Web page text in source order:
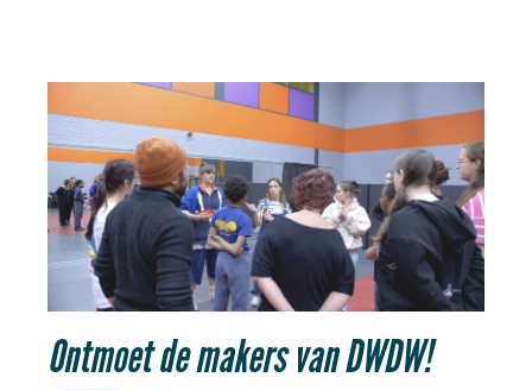
Ontmoet de makers van DWDW!